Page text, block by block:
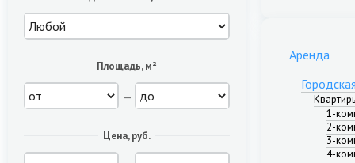
Площадь, м²
—
Цена, руб.
Аренда
1-
2-
3-
4-